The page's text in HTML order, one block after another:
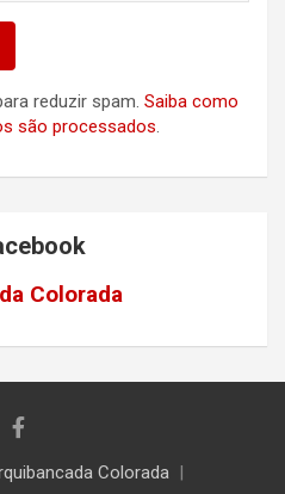
reduzir spam. Saiba como
são processados.
Colorada
Colorada